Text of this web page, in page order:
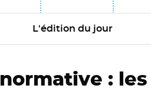
L'édition du jour
: